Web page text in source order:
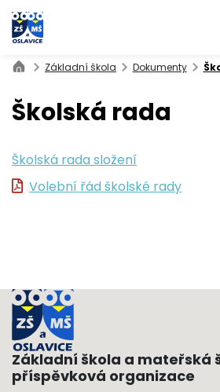
Základní škola Dokumenty
Školská rada
Školská rada složení
Volební řád školské rady
Základní škola a mateřská
příspěvková organizace